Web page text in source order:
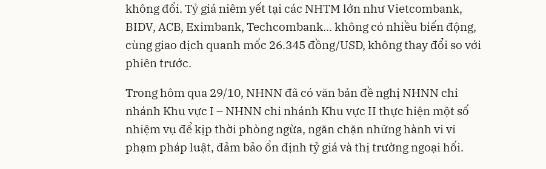
không đổi. Tỷ giá niêm yết tại các NHTM lớn như Vietcombank,
BIDV, ACB, Eximbank, Techcombank... không có nhiều biến động,
cùng giao dịch quanh mốc 26.345 đồng/USD, không thay đổi so với
phiên trước.
Trong hôm qua 29/10, NHNN đã có văn bản đề nghị NHNN chi
nhánh Khu vực I – NHNN chi nhánh Khu vực II thực hiện một số
nhiệm vụ để kịp thời phòng ngừa, ngăn chặn những hành vi vi
phạm pháp luật, đảm bảo ổn định tỷ giá và thị trường ngoại hối.